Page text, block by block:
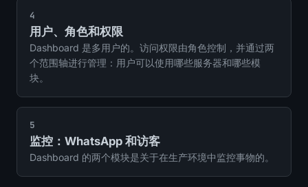
4
用户、角色和权限
Dashboard 是多用户的。访问权限由角色控制，并通过两
个范围轴进行管理：用户可以使用哪些服务器和哪些模
块。
5
监控：WhatsApp 和访客
Dashboard 的两个模块是关于在生产环境中监控事物的。